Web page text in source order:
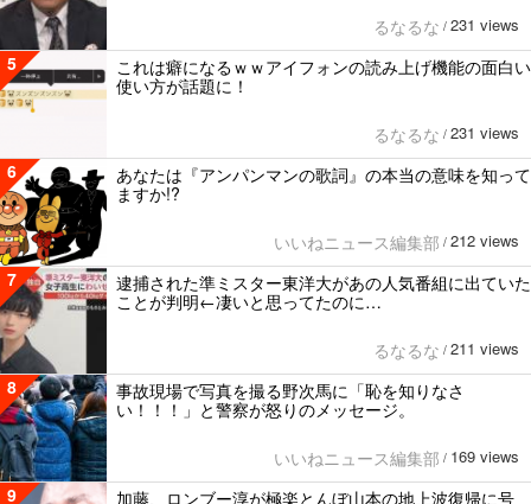
るなるな / 231 views
5
これは癖になるｗｗアイフォンの読み上げ機能の面白い
使い方が話題に！
るなるな / 231 views
6
あなたは『アンパンマンの歌詞』の本当の意味を知って
ますか!?
いいねニュース編集部 / 212 views
7
逮捕された準ミスター東洋大があの人気番組に出ていた
ことが判明←凄いと思ってたのに…
るなるな / 211 views
8
事故現場で写真を撮る野次馬に「恥を知りなさ
い！！！」と警察が怒りのメッセージ。
いいねニュース編集部 / 169 views
9
加藤、ロンブー淳が極楽とんぼ山本の地上波復帰に号